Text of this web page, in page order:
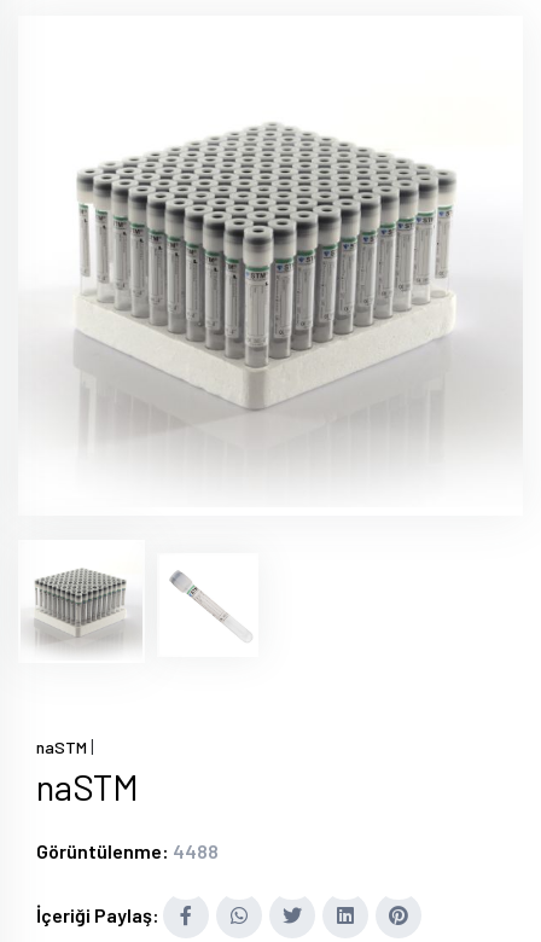
naSTM |
naSTM
Görüntülenme: 4488
İçeriği Paylaş: